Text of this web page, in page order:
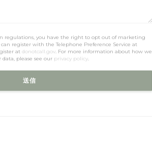
regulations, you have the right to opt out of marketing
register with the Telephone Preference Service at
at donotcall.gov. For more information about how we
data, please see our privacy policy.